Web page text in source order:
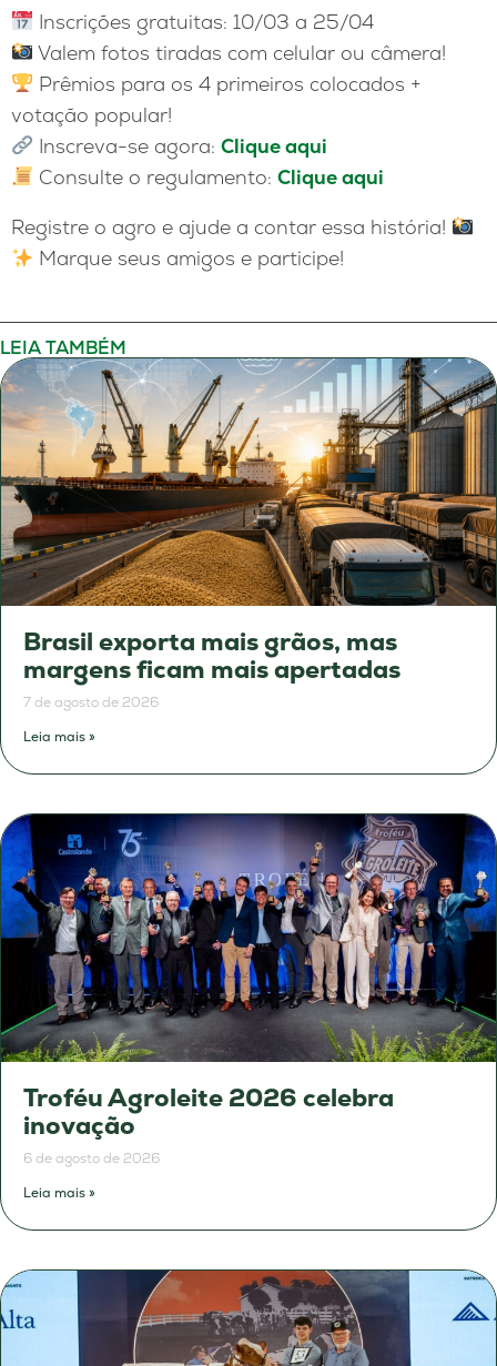
Inscrições gratuitas: 10/03 a 25/04
Valem fotos tiradas com celular ou câmera!
Prêmios para os 4 primeiros colocados +
votação popular!
Inscreva-se agora:Clique aqui
Consulte o regulamento:Clique aqui
Registre o agro e ajude a contar essa história!
Marque seus amigos e participe!
LEIA TAMBÉM
Brasil exporta mais grãos, mas
margens ficam mais apertadas
7 de agosto de 2026
Leia mais »
Troféu Agroleite 2026 celebra
inovação
6 de agosto de 2026
Leia mais »